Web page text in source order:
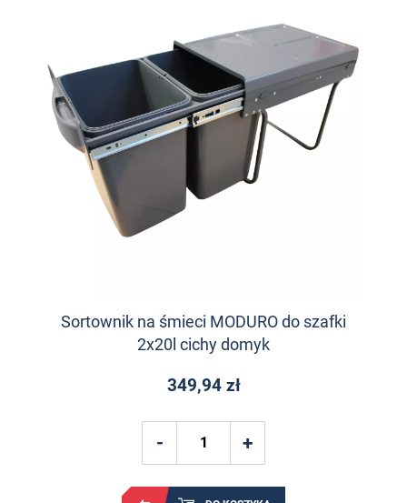
Sortownik na śmieci MODURO do szafki
2x20l cichy domyk
349,94 zł